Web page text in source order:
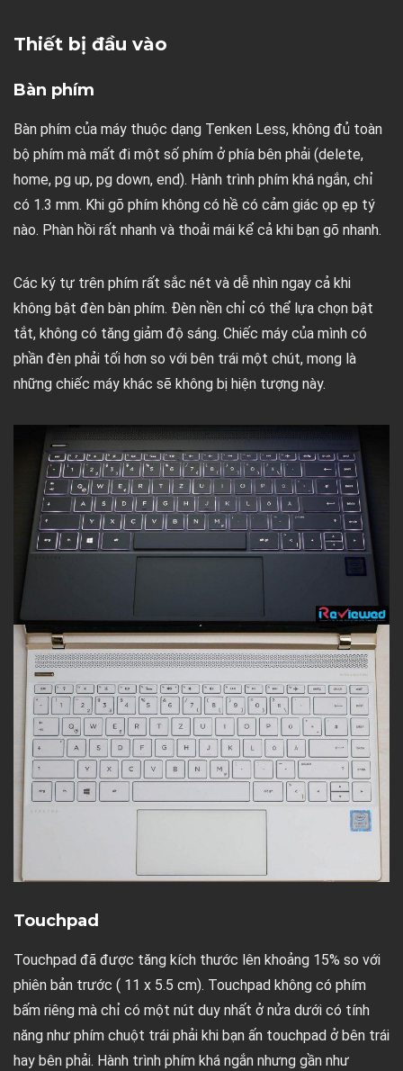
Thiết bị đầu vào
Bàn phím
Bàn phím của máy thuộc dạng Tenken Less, không đủ toàn
bộ phím mà mất đi một số phím ở phía bên phải (delete,
home, pg up, pg down, end). Hành trình phím khá ngắn, chỉ
có 1.3 mm. Khi gõ phím không có hề có cảm giác ọp ẹp tý
nào. Phàn hồi rất nhanh và thoải mái kể cả khi bạn gõ nhanh.
Các ký tự trên phím rất sắc nét và dễ nhìn ngay cả khi
không bật đèn bàn phím. Đèn nền chỉ có thể lựa chọn bật
tắt, không có tăng giảm độ sáng. Chiếc máy của mình có
phần đèn phải tối hơn so với bên trái một chút, mong là
những chiếc máy khác sẽ không bị hiện tượng này.
Touchpad
Touchpad đã được tăng kích thước lên khoảng 15% so với
phiên bản trước ( 11 x 5.5 cm). Touchpad không có phím
bấm riêng mà chỉ có một nút duy nhất ở nửa dưới có tính
năng như phím chuột trái phải khi bạn ấn touchpad ở bên trái
hay bên phải. Hành trình phím khá ngắn nhưng gần như